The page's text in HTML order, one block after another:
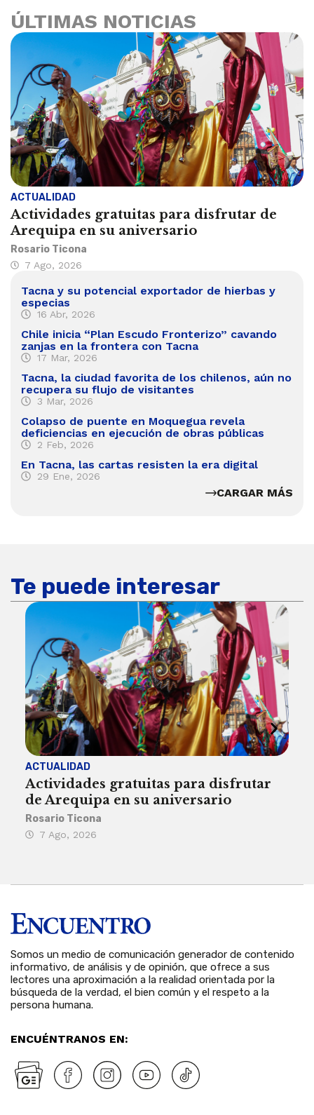
ÚLTIMAS NOTICIAS
ACTUALIDAD
Actividades gratuitas para disfrutar de
Arequipa en su aniversario
Rosario Ticona
7 Ago, 2026
Tacna y su potencial exportador de hierbas y
especias
16 Abr, 2026
Chile inicia “Plan Escudo Fronterizo” cavando
zanjas en la frontera con Tacna
17 Mar, 2026
Tacna, la ciudad favorita de los chilenos, aún no
recupera su flujo de visitantes
3 Mar, 2026
Colapso de puente en Moquegua revela
deficiencias en ejecución de obras públicas
2 Feb, 2026
En Tacna, las cartas resisten la era digital
29 Ene, 2026
CARGAR MÁS
Te puede interesar
ACTUALIDAD
Actividades gratuitas para disfrutar
de Arequipa en su aniversario
Rosario Ticona
7 Ago, 2026
Somos un medio de comunicación generador de contenido
informativo, de análisis y de opinión, que ofrece a sus
lectores una aproximación a la realidad orientada por la
búsqueda de la verdad, el bien común y el respeto a la
persona humana.
ENCUÉNTRANOS EN: